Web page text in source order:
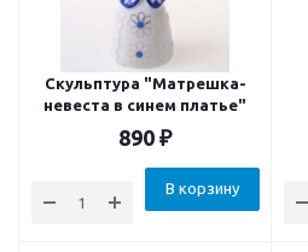
Скульптура "Матрешка-
невеста в синем платье"
890 ₽
В корзину